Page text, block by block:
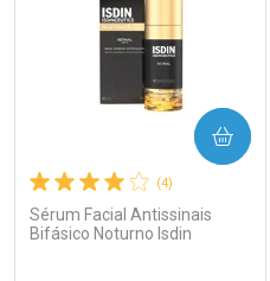
Ativar Desconto
Comprar sem Desconto
Por R$ 31,35/cada
Comprar sem Desconto
Por R$ 31,35/cada
(4)
Sérum Facial Antissinais
Bifásico Noturno Isdin
COMPRAR